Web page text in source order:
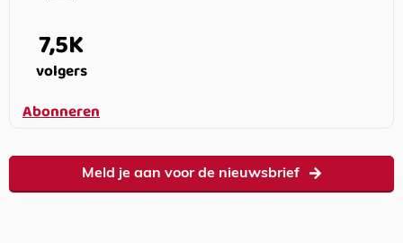
7,5K
volgers
Abonneren
Meld je aan voor de nieuwsbrief